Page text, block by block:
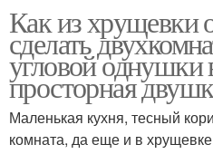
Как из хрущевки
сделать
угловой однушки
просторная
Маленькая кухня, тесный
комната, да еще и в